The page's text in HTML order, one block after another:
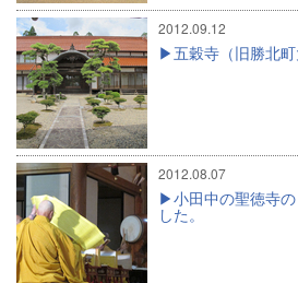
2012.09.12
五穀寺（旧勝北町
2012.08.07
小田中の聖徳寺
した。